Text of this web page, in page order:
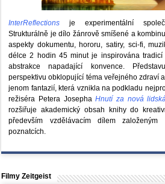
InterReflections je experimentální
Strukturálně je dílo žánrově smíšené a
aspekty dokumentu, hororu, satiry, sci-fi,
délce 2 hodin 45 minut je inspirována tradicí
abstrakce napadající konvence.
perspektivu obklopující téma veřejného zdraví
jenom fantazií, která vznikla na podkladu
režiséra Petera JosephaHnutí za nová
rozšiřuje akademický obsah knihy do
především vzdělávacím dílem založeným
poznatcích.
Filmy Zeitgeist